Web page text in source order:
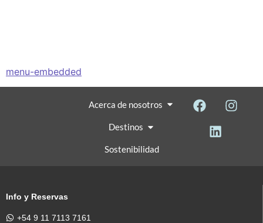
menu-embedded
Acerca de nosotros
Destinos
Sostenibilidad
Info y Reservas
+54 9 11 7113 7161